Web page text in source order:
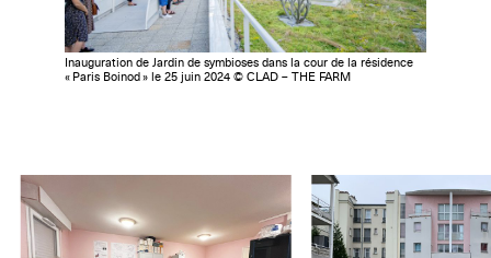
Inauguration de Jardin de symbioses dans la cour de la résidence
« Paris Boinod » le 25 juin 2024 © CLAD – THE FARM